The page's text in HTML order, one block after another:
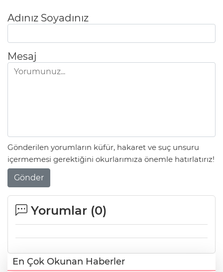
Adınız Soyadınız
Mesaj
Gönderilen yorumların küfür, hakaret ve suç unsuru
içermemesi gerektiğini okurlarımıza önemle hatırlatırız!
Gönder
Yorumlar (0)
En Çok Okunan Haberler